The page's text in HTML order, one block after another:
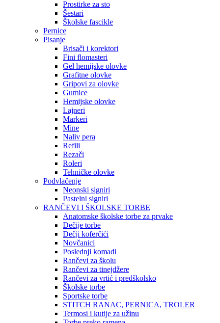
Prostirke za sto
Šestari
Školske fascikle
Pernice
Pisanje
Brisači i korektori
Fini flomasteri
Gel hemijske olovke
Grafitne olovke
Gripovi za olovke
Gumice
Hemijske olovke
Lajneri
Markeri
Mine
Naliv pera
Refili
Rezači
Roleri
Tehničke olovke
Podvlačenje
Neonski signiri
Pastelni signiri
RANČEVI I ŠKOLSKE TORBE
Anatomske školske torbe za prvake
Dečije torbe
Dečji koferčići
Novčanici
Poslednji komadi
Rančevi za školu
Rančevi za tinejdžere
Rančevi za vrtić i predškolsko
Školske torbe
Sportske torbe
STITCH RANAC, PERNICA, TROLER
Termosi i kutije za užinu